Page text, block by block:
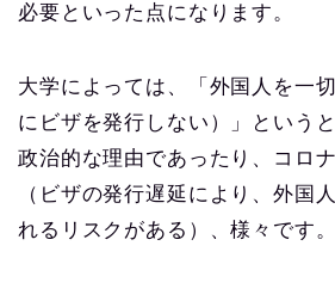
必要といった点になります。
大学によっては、「外国人を一
にビザを発行しない）」という
政治的な理由であったり、コロ
（ビザの発行遅延により、外国
れるリスクがある）、様々です。